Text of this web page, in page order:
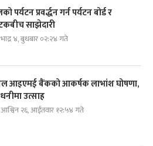
पर्यटन प्रवर्द्धन गर्न पर्यटन बोर्ड र
साझेदारी
४, बुधबार ०२:२४ गते
आइएमई बैंकको आकर्षक लाभांश घोषणा,
उत्साह
२६, आईतवार १२:५४ गते